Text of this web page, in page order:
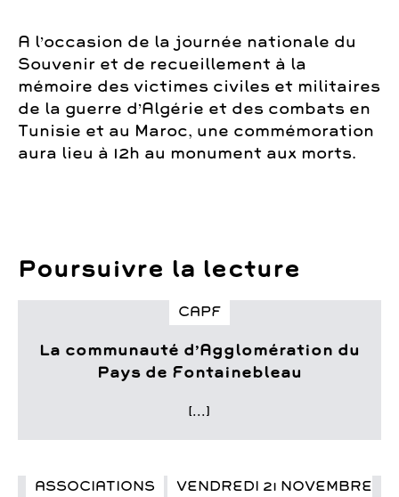
A l’occasion de la journée nationale du
Souvenir et de recueillement à la
mémoire des victimes civiles et militaires
de la guerre d’Algérie et des combats en
Tunisie et au Maroc, une commémoration
aura lieu à 12h au monument aux morts.
Poursuivre la lecture
CAPF
La communauté d’Agglomération du
Pays de Fontainebleau
[...]
ASSOCIATIONS VENDREDI 21 NOVEMBRE